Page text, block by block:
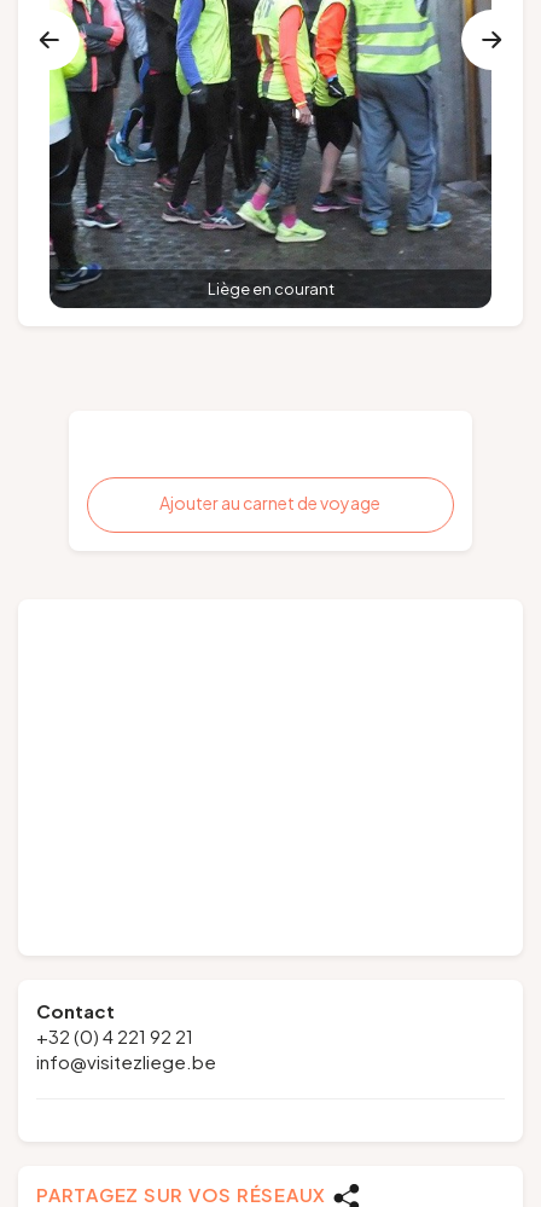
Suivez-nous
EN NL DE
Liège en courant
Ajouter au carnet de voyage
Contact
+32 (0) 4 221 92 21
info@visitezliege.be
PARTAGEZ SUR VOS RÉSEAUX